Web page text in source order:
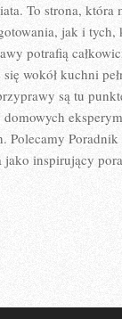
To strona, która
jak i
potrafią
wokół kuchni
są tu
Polecamy
jako inspirujący